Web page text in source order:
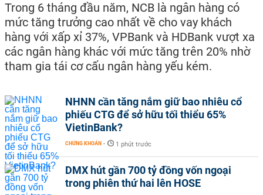
Trong 6 tháng đầu năm, NCB là ngân hàng có
mức tăng trưởng cao nhất về cho vay khách
hàng với xấp xỉ 37%, VPBank và HDBank vượt xa
các ngân hàng khác với mức tăng trên 20% nhờ
tham gia tái cơ cấu ngân hàng yếu kém.
NHNN cần tăng nắm giữ bao nhiêu cổ
phiếu CTG để sở hữu tối thiểu 65%
VietinBank?
CHỨNG KHOÁN - 1 phút trước
DMX hút gần 700 tỷ đồng vốn ngoại
trong phiên thứ hai lên HOSE